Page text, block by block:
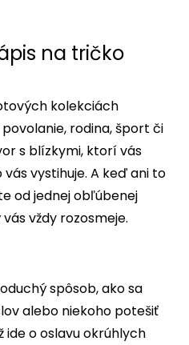
na tričko
kolekciách
rodina, šport či
s blízkymi, ktorí vás
vystihuje. A keď ani to
od jednej obľúbenej
vždy rozosmeje.
spôsob, ako sa
alebo niekoho potešiť
ide o oslavu okrúhlych